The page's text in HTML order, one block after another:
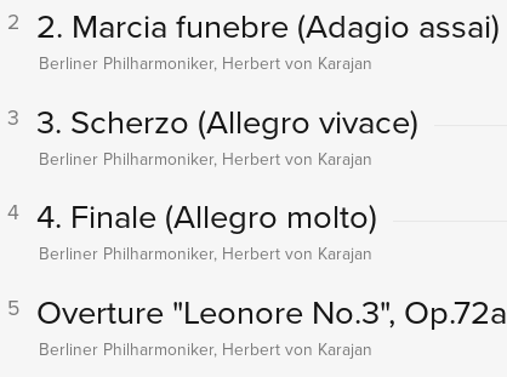
2 2. Marcia funebre (Adagio assai)
Berliner Philharmoniker, Herbert von Karajan
3 3. Scherzo (Allegro vivace)
Berliner Philharmoniker, Herbert von Karajan
4 4. Finale (Allegro molto)
Berliner Philharmoniker, Herbert von Karajan
5 Overture "Leonore No.3", Op.72a
Berliner Philharmoniker, Herbert von Karajan